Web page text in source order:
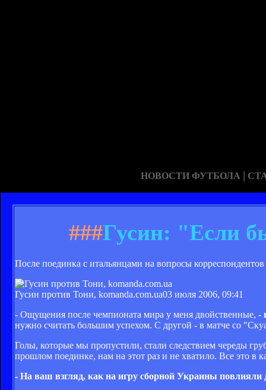
НОВОСТИ ФУТБОЛА |
###Гусин: "Если
После поединка с итальянцами на вопросы
Гусин против Тони, komanda.com.ua03 июля 2006, 09:41
- Ощущения после чемпионата мира у меня двойственные, -
нужно считать большим успехом. С другой - в матче со
Голы, которые мы пропустили, стали следствием череды
прошлом поединке, нам на этот раз и не хватило. Все это в
- На ваш взгляд, как на игру сборной Украины